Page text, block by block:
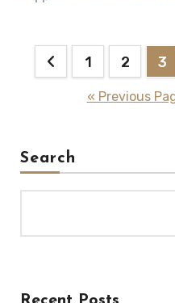
Posts
pagination
1 2 3
« Previous
Search